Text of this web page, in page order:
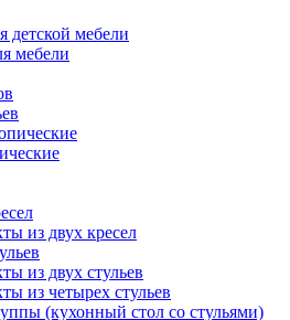
детской мебели
мебели
из двух кресел
из двух стульев
из четырех стульев
(кухонный стол со стульями)